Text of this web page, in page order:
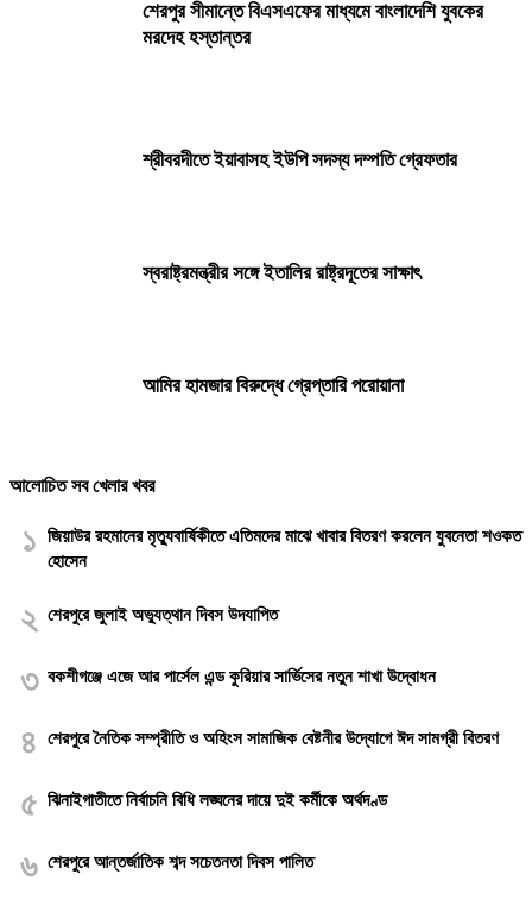
শেরপুর সীমান্তে বিএসএফের মাধ্যমে বাংলাদেশি যুবকের
মরদেহ হস্তান্তর
শ্রীবরদীতে ইয়াবাসহ ইউপি সদস্য দম্পতি গ্রেফতার
স্বরাষ্ট্রমন্ত্রীর সঙ্গে ইতালির রাষ্ট্রদূতের সাক্ষাৎ
আমির হামজার বিরুদ্ধে গ্রেপ্তারি পরোয়ানা
আলোচিত সব খেলার খবর
১ জিয়াউর রহমানের মৃত্যুবার্ষিকীতে এতিমদের মাঝে খাবার বিতরণ করলেন যুবনেতা শওকত
হোসেন
২ শেরপুরে জুলাই অভ্যুত্থান দিবস উদযাপিত
৩ বকশীগঞ্জে এজে আর পার্সেল এন্ড কুরিয়ার সার্ভিসের নতুন শাখা উদ্বোধন
৪ শেরপুরে নৈতিক সম্প্রীতি ও অহিংস সামাজিক বেষ্টনীর উদ্যোগে ঈদ সামগ্রী বিতরণ
৫ ঝিনাইগাতীতে নির্বাচনি বিধি লঙ্ঘনের দায়ে দুই কর্মীকে অর্থদণ্ড
৬ শেরপুরে আন্তর্জাতিক শব্দ সচেতনতা দিবস পালিত